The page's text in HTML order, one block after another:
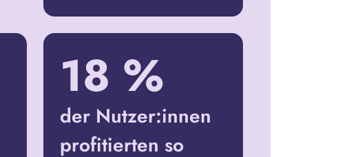
18 %
der Nutzer:innen
profitierten so